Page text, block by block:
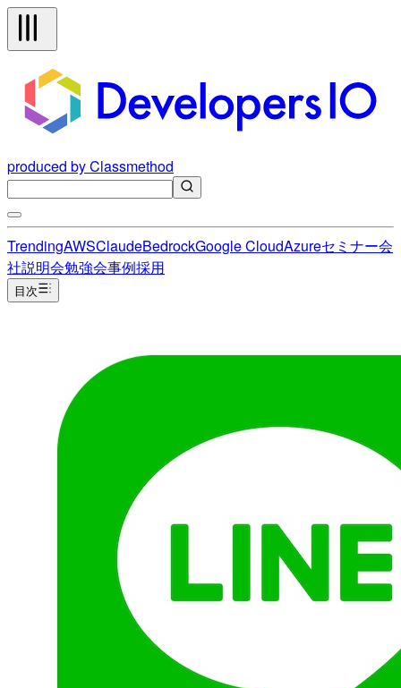
produced by Classmethod
TrendingAWSClaudeBedrockGoogle CloudAzureセミナー会
社説明会勉強会事例採用
目次